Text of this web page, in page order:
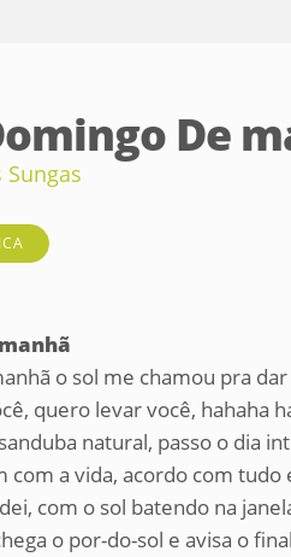
De
Sungas
o sol me chamou pra
quero levar você, hahaha
natural, passo o dia
com a vida, acordo com tudo
com o sol batendo na
o por-do-sol e avisa o